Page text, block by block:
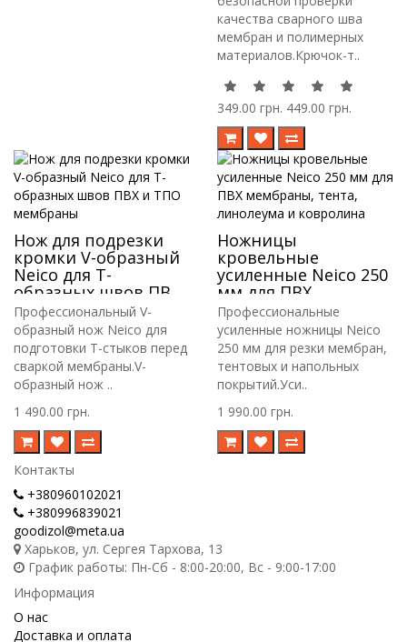
качества сварного шва
мембран и полимерных
материалов.Крючок-т..
349.00 грн. 449.00 грн.
Нож для подрезки
кромки V-образный
Neico для Т-
образных швов ПВХ
и ТПО мембраны
Профессиональный V-
образный нож Neico для
подготовки Т-стыков перед
сваркой мембраны.V-
образный нож ..
1 490.00 грн.
Ножницы
кровельные
усиленные Neico 250
мм для ПВХ
мембраны, тента,
линолеума и
ковролина
Профессиональные
усиленные ножницы Neico
250 мм для резки мембран,
тентовых и напольных
покрытий.Уси..
1 990.00 грн.
Контакты
+380960102021
+380996839021
goodizol@meta.ua
Харьков, ул. Сергея Тархова, 13
График работы: Пн-Сб - 8:00-20:00, Вс - 9:00-17:00
Информация
О нас
Доставка и оплата